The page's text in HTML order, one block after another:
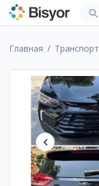
Главная Транспорт